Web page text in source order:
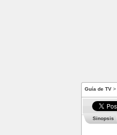
Guía de TV >
Sinopsis